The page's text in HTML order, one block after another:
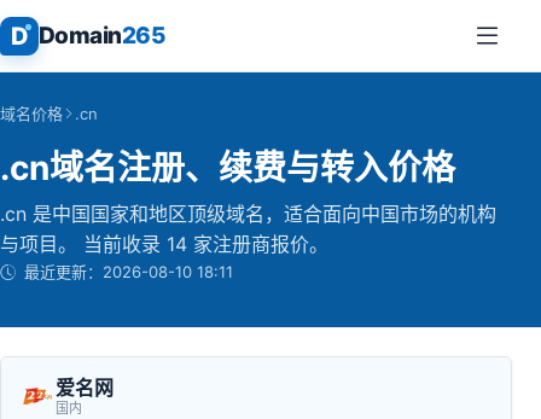
D Domain265
域名价格 .cn
.cn域名注册、续费与转入价格
.cn 是中国国家和地区顶级域名，适合面向中国市场的机构
与项目。 当前收录 14 家注册商报价。
最近更新： 2026-08-10 18:11
爱名网
国内